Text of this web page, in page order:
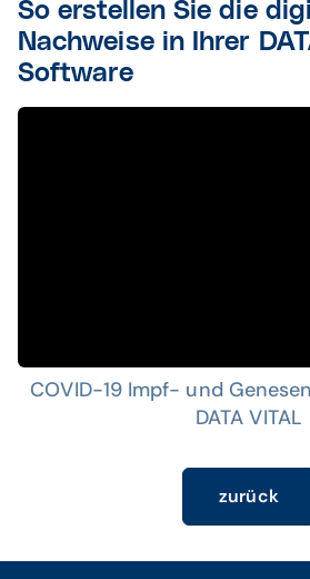
So erstellen Sie die
Nachweise in Ihrer
Software
COVID-19 Impf- und
DATA VITAL
zurück